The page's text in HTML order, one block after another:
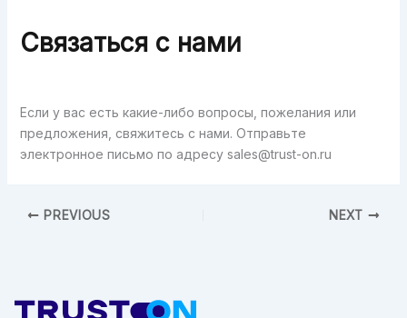
Связаться с нами
Если у вас есть какие-либо вопросы, пожелания или
предложения, свяжитесь с нами. Отправьте
электронное письмо по адресуsales@trust-on.ru
PREVIOUS NEXT